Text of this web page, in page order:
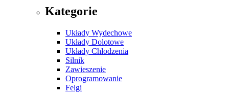
Kategorie
Układy Wydechowe
Układy Dolotowe
Układy Chłodzenia
Silnik
Zawieszenie
Oprogramowanie
Felgi